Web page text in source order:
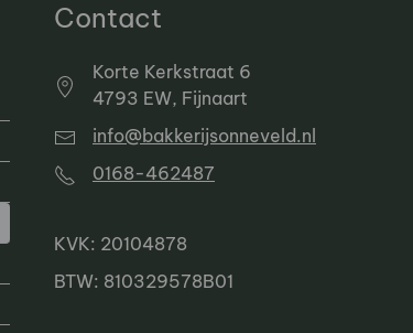
Contact
Korte Kerkstraat 6
4793 EW, Fijnaart
info@bakkerijsonneveld.nl
0168-462487
KVK: 20104878
BTW: 810329578B01